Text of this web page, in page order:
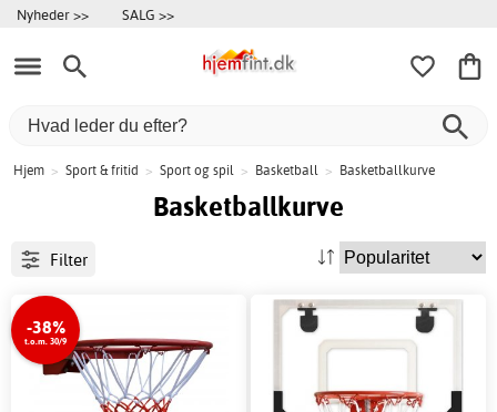
Nyheder >> SALG >>
Hjem > Sport & fritid > Sport og spil > Basketball > Basketballkurve
Basketballkurve
Filter
-38%
t.o.m. 30/9